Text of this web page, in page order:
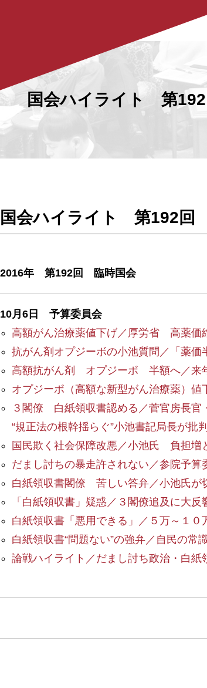
国会ハイライト 第
国会ハイライト 第192回
2016年 第192回 臨時国会
10月6日 予算委員会
高額がん治療薬値下げ／厚労省 高薬価
抗がん剤オプジーボの小池質問／「薬
高額抗がん剤 オプジーボ 半額へ／来
オプジーボ（高額な新型がん治療薬）
３閣僚 白紙領収書認める／菅官房長
“規正法の根幹揺らぐ”小池書記局長が批
国民欺く社会保障改悪／小池氏 負担増
だまし討ちの暴走許されない／参院予
白紙領収書閣僚 苦しい答弁／小池氏が
「白紙領収書」疑惑／３閣僚追及に大
白紙領収書「悪用できる」／５万～１
白紙領収書“問題ない”の強弁／自民の常
論戦ハイライト／だまし討ち政治・白